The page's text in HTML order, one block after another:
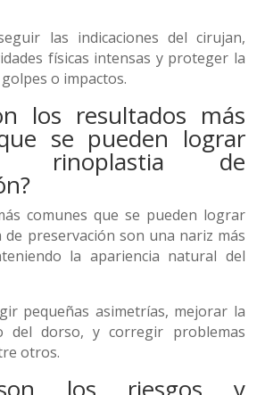
las indicaciones del cirujan,
físicas intensas y proteger la
o impactos.
los resultados más
se pueden lograr
de
comunes que se pueden lograr
preservación son una nariz más
la apariencia natural del
pequeñas asimetrías, mejorar la
del dorso, y corregir problemas
otros.